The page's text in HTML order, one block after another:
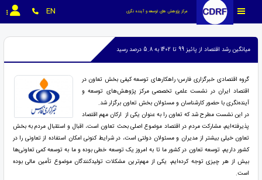
مرکز پژوهش های توسعه و آینده نگری EN
میانگین رشد اقتصاد از پائیز 99 تا 1402 به 5.8 درصد رسید
گروه اقتصادی خبرگزاری فارس؛ راهکارهای توسعه کیفی بخش تعاون در
اقتصاد ایران در نشست علمی تخصصی مرکز پژوهش‌های توسعه و
آینده‌نگری با حضور کارشناسان و مسئولان بخش تعاون برگزار شد.
در این نشست مطرح شد که تعاون را به عنوان یکی از ارکان مهم اقتصاد
پذیرفته‌ایم، مشارکت مردم در اقتصاد موضوع اصلی بحث تعاون است، اقبال و استقبال مردم به بخش
تعاون خیلی بیشتر از مدیران و مسئولان دولتی است، در شرایط کنونی امکان استفاده از تعاونی را در
کشور داریم، توسعه تعاون در کشور ما تا به امروز یک توسعه خطی بوده و ما به توسعه کمی تعاونی‌ها
بیش از هر چیزی توجه کرده‌ایم، یکی از مهم‌ترین مشکلات تولیدکنندگان موضوع تأمین مالی بوده
است.